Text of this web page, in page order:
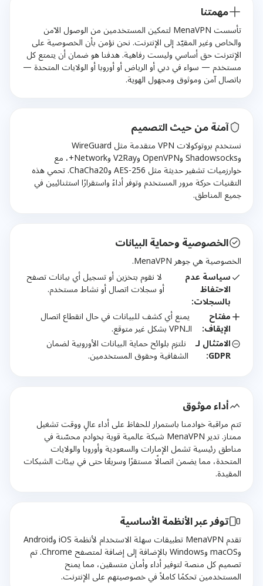
مهمتنا
تأسست MenaVPN لتمكين المستخدمين من الوصول الآمن
والخاص وغير المقيّد إلى الإنترنت. نحن نؤمن بأن الخصوصية على
الإنترنت حق أساسي وليست رفاهية. هدفنا هو ضمان أن يتمتع كل
مستخدم — سواء في دبي أو الرياض أو أوروبا أو الولايات المتحدة —
باتصال آمن وموثوق ومجهول الهوية.
آمنة من حيث التصميم
نستخدم بروتوكولات VPN متقدمة مثل WireGuard
وShadowsocks وOpenVPN وV2Ray وNetwork+، مع
خوارزميات تشفير حديثة مثل AES-256 وChaCha20. تحمي هذه
التقنيات حركة مرور المستخدم وتوفر أداءً واستقرارًا استثنائيين في
جميع المناطق.
الخصوصية وحماية البيانات
الخصوصية هي جوهر MenaVPN.
سياسة عدم
الاحتفاظ
بالسجلات:
لا نقوم بتخزين أو تسجيل أي بيانات تصفح
أو سجلات اتصال أو نشاط مستخدم.
مفتاح
الإيقاف:
يمنع أي كشف للبيانات في حال انقطاع اتصال
الـVPN بشكل غير متوقع.
الامتثال لـ
GDPR:
نلتزم بلوائح حماية البيانات الأوروبية لضمان
الشفافية وحقوق المستخدمين.
أداء موثوق
تتم مراقبة خوادمنا باستمرار للحفاظ على أداء عالٍ ووقت تشغيل
ممتاز. تدير MenaVPN شبكة عالمية قوية بخوادم محسّنة في
مناطق رئيسية تشمل الإمارات والسعودية وأوروبا والولايات
المتحدة، مما يضمن اتصالًا مستقرًا وسريعًا حتى في بيئات الشبكات
المقيدة.
توفر عبر الأنظمة الأساسية
تقدم MenaVPN تطبيقات سهلة الاستخدام لأنظمة iOS وAndroid
وmacOS وWindows بالإضافة إلى إضافة لمتصفح Chrome. تم
تصميم كل منصة لتوفير أداء وأمان متسقين، مما يمنح
المستخدمين تحكمًا كاملاً في خصوصيتهم على الإنترنت.